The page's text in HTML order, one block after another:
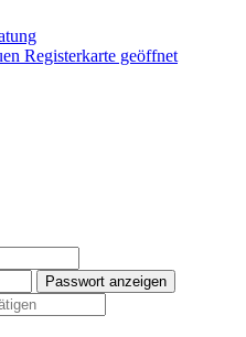
Registerkarte geöffnet
Passwort anzeigen